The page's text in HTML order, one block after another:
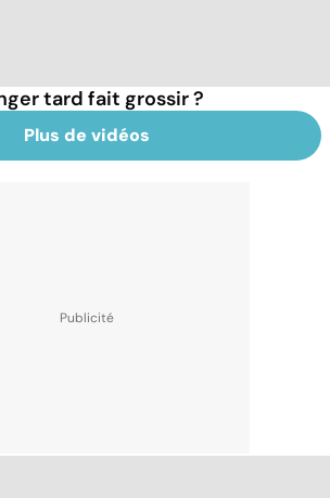
tard fait grossir ?
Plus de vidéos